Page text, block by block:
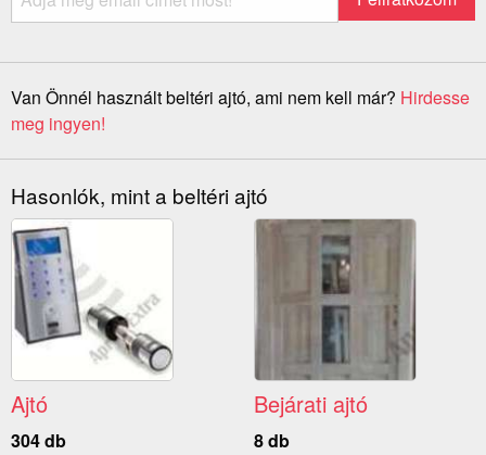
Van Önnél használt beltéri ajtó, ami nem kell már? Hirdesse
meg ingyen!
Hasonlók, mint a beltéri ajtó
Ajtó
304 db
Bejárati ajtó
8 db